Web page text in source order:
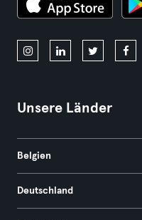
Unsere Länder
Belgien
Deutschland